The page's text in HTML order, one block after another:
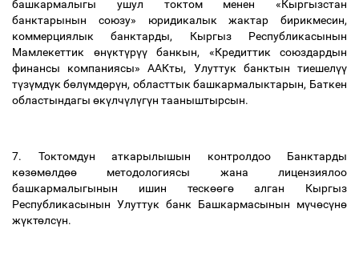
башкармалыгы ушул токтом менен «Кыргызстан
банктарынын союзу» юридикалык жактар бирикмесин,
коммерциялык банктарды, Кыргыз Республикасынын
Мамлекеттик өнүктүрүүбанкын, «Кредиттик союздардын
финансы компаниясы» ААКты, Улуттук банктын тиешелүү
түзүмдүк бөлүмдөрүн, областтык башкармалыктарын, Баткен
областындагы өкүлчүлүгүн тааныштырсын.
7. Токтомдун аткарылышын контролдоо Банктарды
көзөмөлдөө методологиясы жана лицензиялоо
башкармалыгынын ишин тескөөгөалган Кыргыз
Республикасынын Улуттук банк Башкармасынын мүчөсүнө
жүктөлсүн.